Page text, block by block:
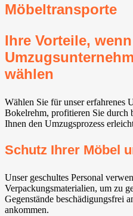
Möbeltransporte
Ihre Vorteile,
wählen
Wählen Sie für unser erfahrenes
Bokelrehm, profitieren Sie durch
Ihnen den Umzugsprozess
Schutz Ihrer Möbel
Unser geschultes Personal
Verpackungsmaterialien, um zu
Gegenstände beschädigungsfrei
ankommen.